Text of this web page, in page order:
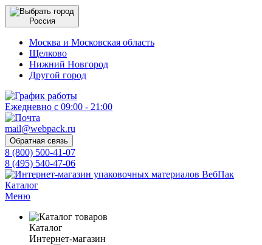
Россия
Москва и Московская область
Щелково
Нижний Новгород
Другой город
Ежедневно с 09:00 - 21:00
mail@webpack.ru
Обратная связь
8 (800) 500-41-07
8 (495) 540-47-06
Каталог
Меню
Каталог
Интернет-магазин